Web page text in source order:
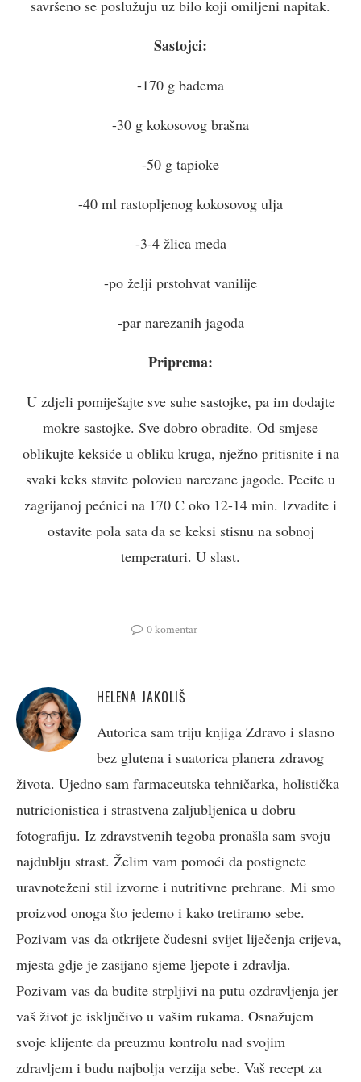
savršeno se poslužuju uz bilo koji omiljeni napitak.
Sastojci:
-170 g badema
-30 g kokosovog brašna
-50 g tapioke
-40 ml rastopljenog kokosovog ulja
-3-4 žlica meda
-po želji prstohvat vanilije
-par narezanih jagoda
Priprema:
U zdjeli pomiješajte sve suhe sastojke, pa im dodajte
mokre sastojke. Sve dobro obradite. Od smjese
oblikujte keksiće u obliku kruga, nježno pritisnite i na
svaki keks stavite polovicu narezane jagode. Pecite u
zagrijanoj pećnici na 170 C oko 12-14 min. Izvadite i
ostavite pola sata da se keksi stisnu na sobnoj
temperaturi. U slast.
0 komentar
HELENA JAKOLIŠ
Autorica sam triju knjiga Zdravo i slasno
bez glutena i suatorica planera zdravog
života. Ujedno sam farmaceutska tehničarka, holistička
nutricionistica i strastvena zaljubljenica u dobru
fotografiju. Iz zdravstvenih tegoba pronašla sam svoju
najdublju strast. Želim vam pomoći da postignete
uravnoteženi stil izvorne i nutritivne prehrane. Mi smo
proizvod onoga što jedemo i kako tretiramo sebe.
Pozivam vas da otkrijete čudesni svijet liječenja crijeva,
mjesta gdje je zasijano sjeme ljepote i zdravlja.
Pozivam vas da budite strpljivi na putu ozdravljenja jer
vaš život je isključivo u vašim rukama. Osnažujem
svoje klijente da preuzmu kontrolu nad svojim
zdravljem i budu najbolja verzija sebe. Vaš recept za